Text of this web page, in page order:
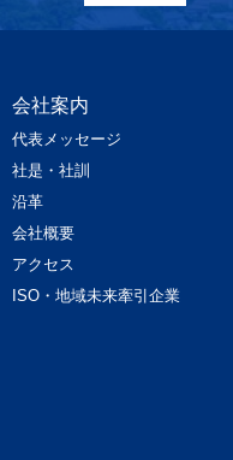
会社案内
代表メッセージ
社是・社訓
沿革
会社概要
アクセス
ISO・地域未来牽引企業